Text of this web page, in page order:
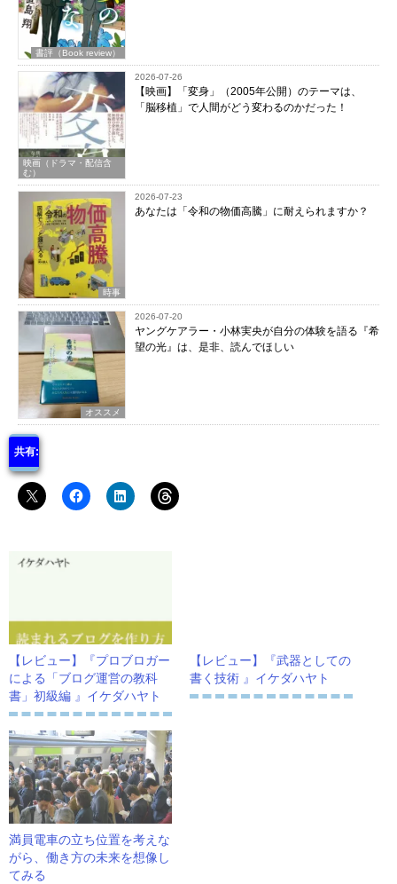
書評（Book review）
映画（ドラマ・配信含
む）
2026-07-26
【映画】「変身」（2005年公開）のテーマは、
「脳移植」で人間がどう変わるのかだった！
時事
2026-07-23
あなたは「令和の物価高騰」に耐えられますか？
オススメ
2026-07-20
ヤングケアラー・小林実央が自分の体験を語る『希
望の光』は、是非、読んでほしい
共有:
【レビュー】『プロブロガー
による「ブログ運営の教科
書」初級編 』イケダハヤト
【レビュー】『武器としての
書く技術 』イケダハヤト
満員電車の立ち位置を考えな
がら、働き方の未来を想像し
てみる